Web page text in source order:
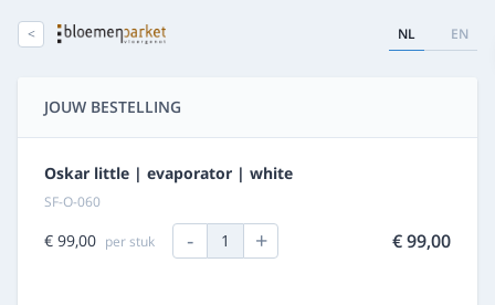
< NL EN
JOUW BESTELLING
Oskar little | evaporator | white
SF-O-060
€ 99,00 per stuk - 1 + € 99,00